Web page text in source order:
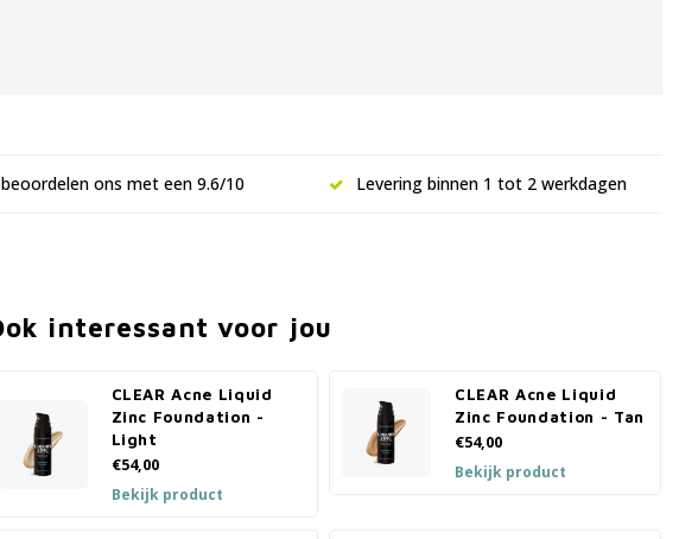
ons met een 9.6/10 Levering binnen 1 tot 2 werkdagen
interessant voor jou
CLEAR Acne Liquid
Zinc Foundation -
Light
€54,00
Bekijk product
CLEAR Acne Liquid
Zinc Foundation - Tan
€54,00
Bekijk product